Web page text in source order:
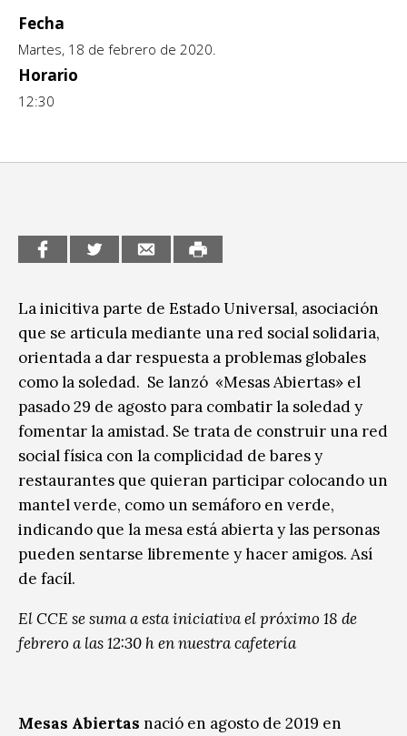
CCE en el interior/libros
Espacio itinerante de lectura infantil
Exposiciones
Formación
Género y Diversidad
Música
Sin categoría
Fecha
Martes, 18 de febrero de 2020.
Horario
12:30
La inicitiva parte de Estado Universal, asociación
que se articula mediante una red social solidaria,
orientada a dar respuesta a problemas globales
como la soledad. Se lanzó «Mesas Abiertas» el
pasado 29 de agosto para combatir la soledad y
fomentar la amistad. Se trata de construir una red
social física con la complicidad de bares y
restaurantes que quieran participar colocando un
mantel verde, como un semáforo en verde,
indicando que la mesa está abierta y las personas
pueden sentarse libremente y hacer amigos. Así
de facíl.
El CCE se suma a esta iniciativa el próximo 18 de
febrero a las 12:30 h en nuestra cafetería
Mesas Abiertas nació en agosto de 2019 en